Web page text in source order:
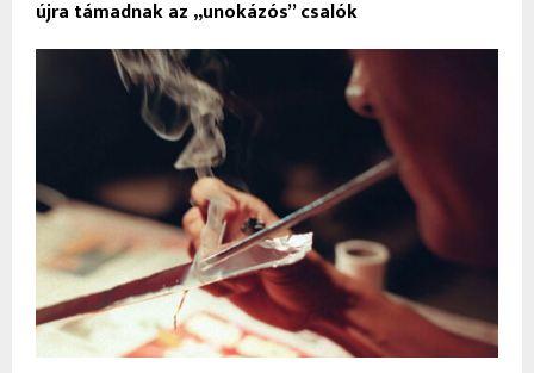
újra támadnak az „unokázós” csalók